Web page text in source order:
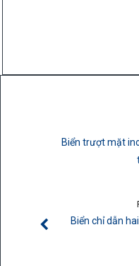
Biển trượt mặt
Biển chỉ dẫn